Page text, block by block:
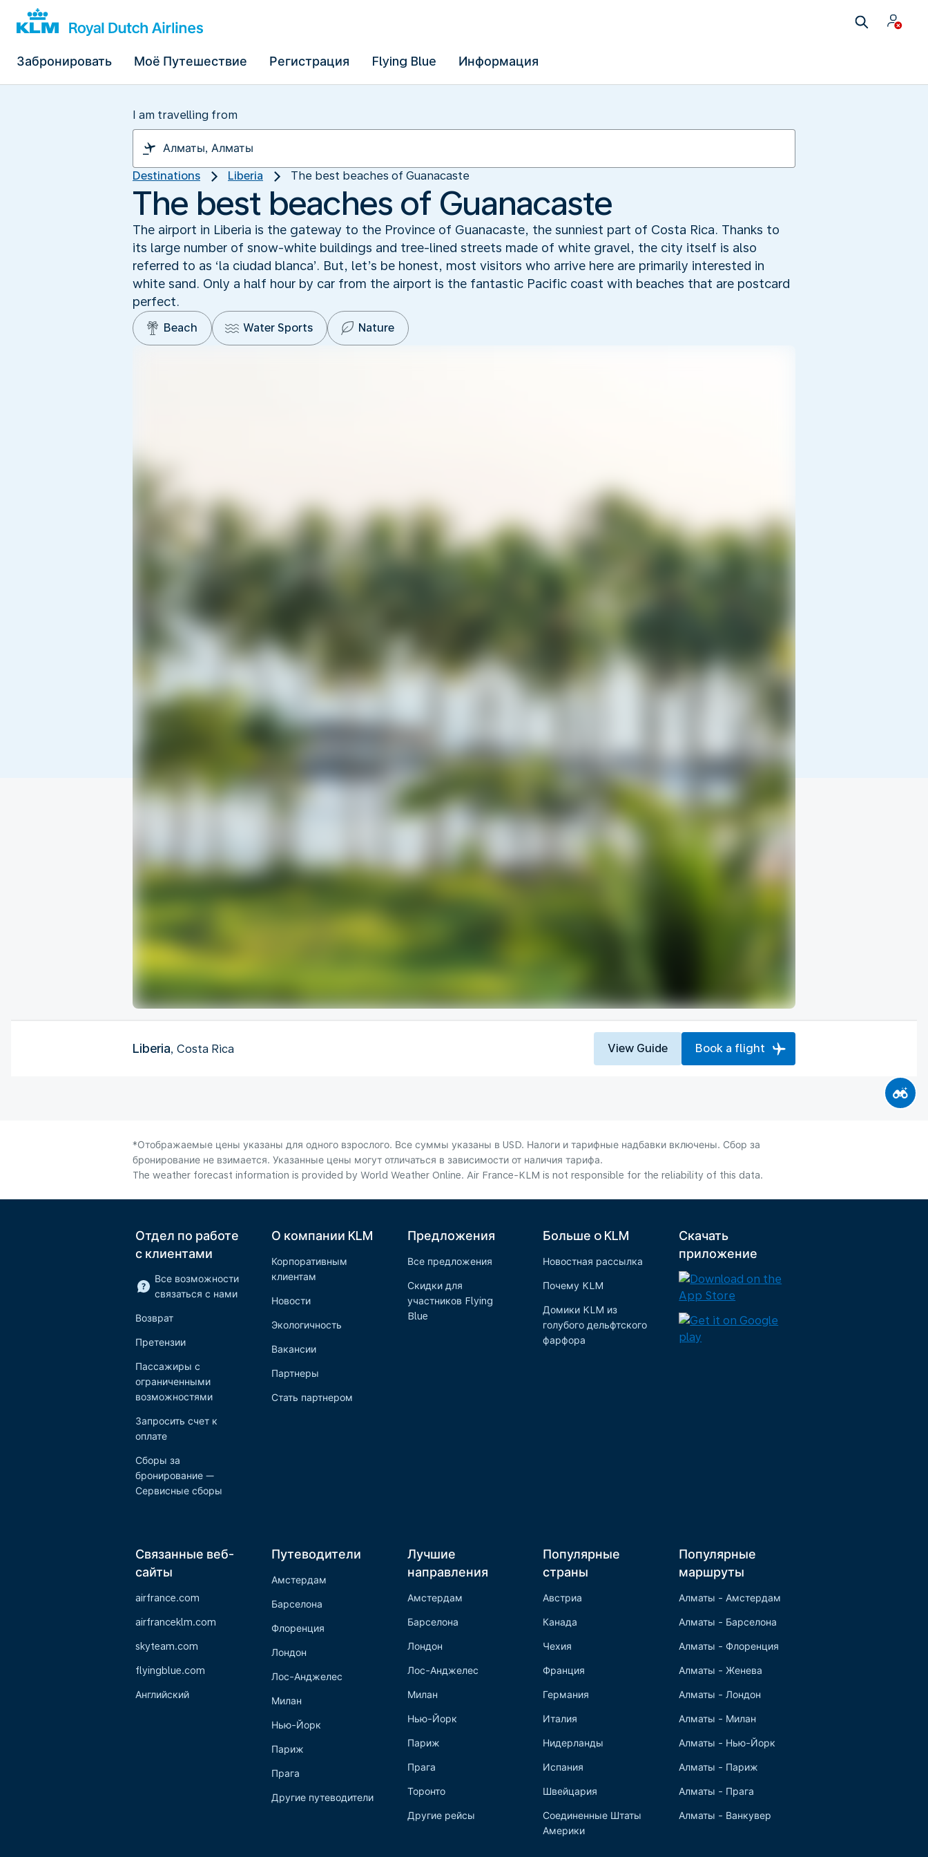
Забронировать Моё Путешествие Регистрация Flying Blue Информация
I am travelling from
Destinations Liberia The best beaches of Guanacaste
The best beaches of Guanacaste
The airport in Liberia is the gateway to the Province of Guanacaste, the sunniest part of Costa Rica. Thanks to
its large number of snow-white buildings and tree-lined streets made of white gravel, the city itself is also
referred to as ‘la ciudad blanca’. But, let’s be honest, most visitors who arrive here are primarily interested in
white sand. Only a half hour by car from the airport is the fantastic Pacific coast with beaches that are postcard
perfect.
Beach Water Sports Nature
Liberia, Costa Rica View Guide Book a flight
*Отображаемые цены указаны для одного взрослого. Все суммы указаны в USD. Налоги и тарифные надбавки включены. Сбор за
бронирование не взимается. Указанные цены могут отличаться в зависимости от наличия тарифа.
The weather forecast information is provided by World Weather Online. Air France-KLM is not responsible for the reliability of this data.
Отдел по работе
с клиентами
Все возможности
связаться с нами
Возврат
Претензии
Пассажиры с
ограниченными
возможностями
Запросить счет к
оплате
Сборы за
бронирование —
Сервисные сборы
О компании KLM
Корпоративным
клиентам
Новости
Экологичность
Вакансии
Партнеры
Стать партнером
Предложения
Все предложения
Скидки для
участников Flying
Blue
Больше o KLM
Новостная рассылка
Почему KLM
Домики KLM из
голубого дельфтского
фарфора
Скачать
приложение
Связанные веб-
сайты
airfrance.com
airfranceklm.com
skyteam.com
flyingblue.com
Английский
Путеводители
Амстердам
Барселона
Флоренция
Лондон
Лос-Анджелес
Милан
Нью-Йорк
Париж
Прага
Другие путеводители
Лучшие
направления
Амстердам
Барселона
Лондон
Лос-Анджелес
Милан
Нью-Йорк
Париж
Прага
Торонто
Другие рейсы
Популярные
страны
Австриа
Канада
Чехия
Франция
Германия
Италия
Нидерланды
Испания
Швейцария
Соединенные Штаты
Америки
Популярные
маршруты
Алматы - Амстердам
Алматы - Барселона
Алматы - Флоренция
Алматы - Женева
Алматы - Лондон
Алматы - Милан
Алматы - Нью-Йорк
Алматы - Париж
Алматы - Прага
Алматы - Ванкувер